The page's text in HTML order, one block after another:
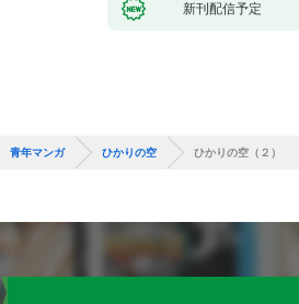
新刊配信予定
青年マンガ ひかりの空 ひかりの空（２）